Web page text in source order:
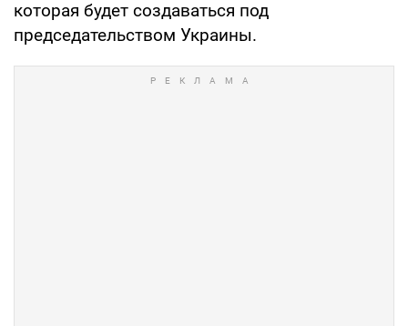
которая будет создаваться под
председательством Украины.